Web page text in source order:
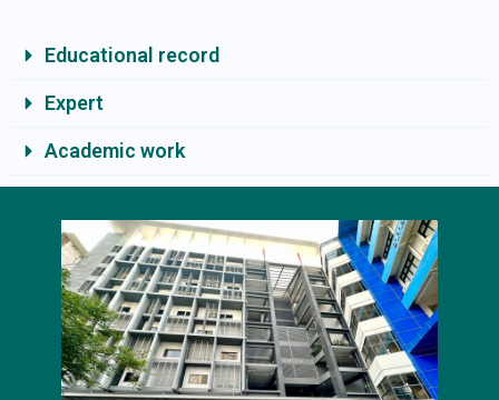
Educational record
Expert
Academic work